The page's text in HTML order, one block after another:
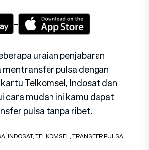
uraian penjabaran
mentransfer pulsa dengan
kartuTelkomsel, Indosat dan
cara mudah ini kamu dapat
pulsa tanpa ribet.
,INDOSAT,TELKOMSEL,TRANSFER PULSA,